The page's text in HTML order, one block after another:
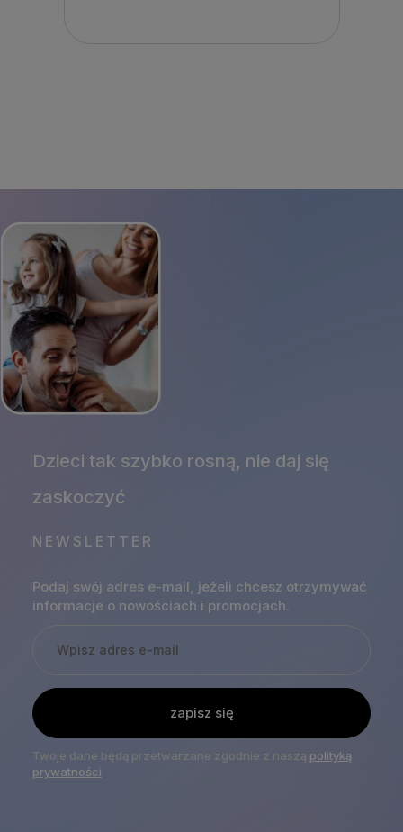
NEWSLETTER
Podaj swój adres e-mail, jeżeli chcesz otrzymywać
informacje o nowościach i promocjach.
zapisz się
Twoje dane będą przetwarzane zgodnie z naszą polityką
prywatności